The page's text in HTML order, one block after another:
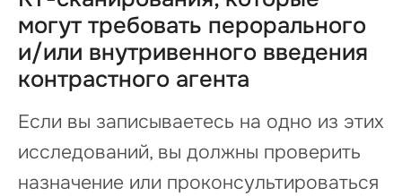
могут требовать перорального
и/или внутривенного введения
контрастного агента
Если вы записываетесь на одно из этих
исследований, вы должны проверить
назначение или проконсультироваться